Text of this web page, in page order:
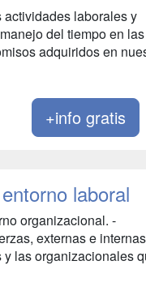
laborales y
del tiempo en las
adquiridos en
+info gratis
laboral
organizacional. -
externas e
las organizacionales